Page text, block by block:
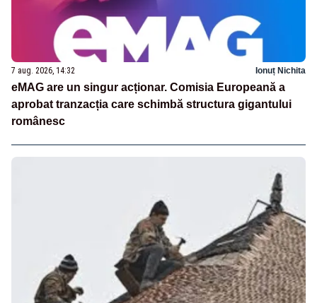
7 aug. 2026, 14:32 Ionuț Nichita
eMAG are un singur acționar. Comisia Europeană a
aprobat tranzacția care schimbă structura gigantului
românesc